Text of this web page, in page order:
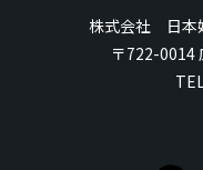
株式会社 日本
〒722-0014